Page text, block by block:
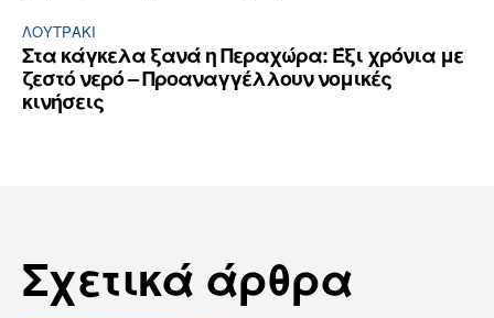
ΛΟΥΤΡΆΚΙ
Στα κάγκελα ξανά η Περαχώρα: Έξι χρόνια με
ζεστό νερό – Προαναγγέλλουν νομικές
κινήσεις
Σχετικά άρθρα